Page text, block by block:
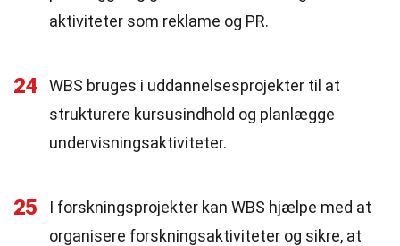
aktiviteter som reklame og PR.
24
WBS bruges i uddannelsesprojekter til at
strukturere kursusindhold og planlægge
undervisningsaktiviteter.
25
I forskningsprojekter kan WBS hjælpe med at
organisere forskningsaktiviteter og sikre, at